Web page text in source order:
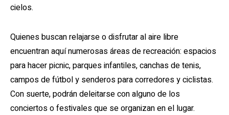
cielos.
Quienes buscan relajarse o disfrutar al aire libre
encuentran aquí numerosas áreas de recreación: espacios
para hacer picnic, parques infantiles, canchas de tenis,
campos de fútbol y senderos para corredores y ciclistas.
Con suerte, podrán deleitarse con alguno de los
conciertos o festivales que se organizan en el lugar.